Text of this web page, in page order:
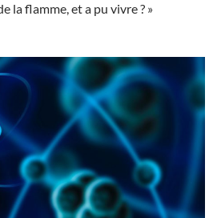
la flamme, et a pu vivre ? »